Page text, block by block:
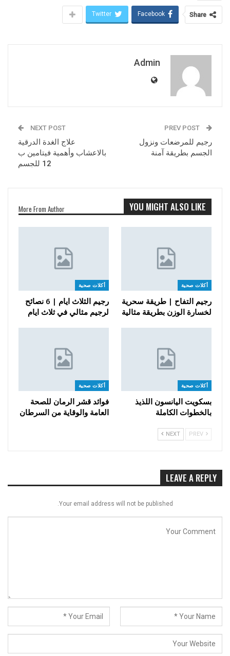
Share
Facebook
Twitter
Admin
رجيم للمرضعات ونزول
الجسم بطريقة آمنة
NEXT POST
علاج الغدة الدرقية
بالاعشاب وأهمية فيتامين ب
12 للجسم
YOU MIGHT ALSO LIKE
More From Author
أكلات صحية
رجيم التفاح | طريقة سحرية
لخسارة الوزن بطريقة مثالية
أكلات صحية
رجيم الثلاث ايام | 6 نصائح
لرجيم مثالي في ثلاث ايام
أكلات صحية
بسكويت اليانسون اللذيذ
بالخطوات الكاملة
أكلات صحية
فوائد قشر الرمان للصحة
العامة والوقاية من السرطان
NEXT
LEAVE A REPLY
Your email address will not be published.